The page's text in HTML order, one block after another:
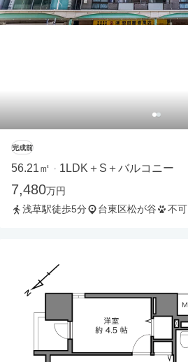
完成前
56.21㎡ ・ 1LDK＋S＋バルコニー
7,480万円
浅草駅徒歩5分
台東区松が谷 不可